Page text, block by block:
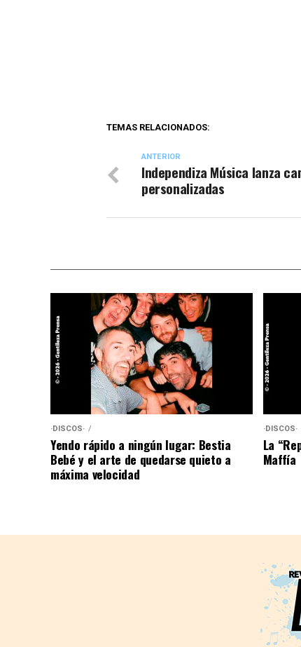
TEMAS RELACIONADOS:
ANTERIOR
Independiza Música lanza
personalizadas
·DISCOS·
Yendo rápido a ningún lugar: Bestia
Bebé y el arte de quedarse quieto a
máxima velocidad
·DISCOS·
La
Maffía